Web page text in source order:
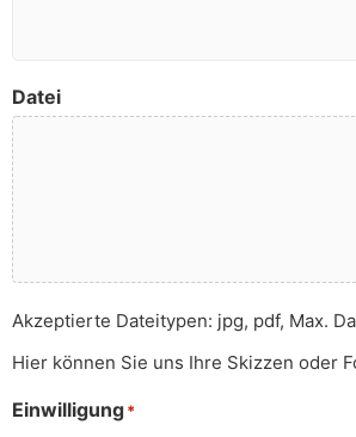
Datei
Akzeptierte Dateitypen: jpg, pdf, Max.
Hier können Sie uns Ihre Skizzen oder
Einwilligung*